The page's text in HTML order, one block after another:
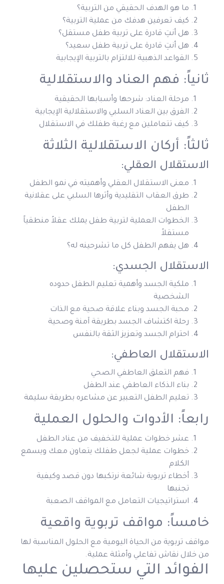
ما هو الهدف الحقيقي من التربية؟
كيف تعرفين هدفك من عملية التربية؟
هل أنتِ قادرة على تربية طفل مستقل؟
هل أنتِ قادرة على تربية طفل سعيد؟
القواعد الذهبية للالتزام بالتربية الإيجابية
ثانياً: فهم العناد والاستقلالية
مرحلة العناد: شرحها وأسبابها الحقيقية
الفرق بين العناد السلبي والاستقلالية الإيجابية
كيف تتعاملين مع رغبة طفلك في الاستقلال
ثالثاً: أركان الاستقلالية الثلاثة
الاستقلال العقلي:
معنى الاستقلال العقلي وأهميته في نمو الطفل
طرق العقاب التقليدية وأثرها السلبي على عقلانية
الطفل
الخطوات العملية لتربية طفل يملك عقلاً منطقياً
مستقلاً
هل يفهم الطفل كل ما تشرحينه له؟
الاستقلال الجسدي:
ملكية الجسد وأهمية تعليم الطفل حدوده
الشخصية
محبة الجسد وبناء علاقة صحية مع الذات
رحلة اكتشاف الجسد بطريقة آمنة وصحية
احترام الجسد وتعزيز الثقة بالنفس
الاستقلال العاطفي:
فهم التعلق العاطفي الصحي
بناء الذكاء العاطفي عند الطفل
تعليم الطفل التعبير عن مشاعره بطريقة سليمة
رابعاً: الأدوات والحلول العملية
عشر خطوات عملية للتخفيف من عناد الطفل
خطوات عملية لجعل طفلك يتعاون معك ويسمع
الكلام
أخطاء تربوية شائعة نرتكبها دون قصد وكيفية
تجنبها
استراتيجيات التعامل مع المواقف الصعبة
خامساً: مواقف تربوية واقعية
مواقف تربوية من الحياة اليومية مع الحلول المناسبة لها
من خلال نقاش تفاعلي وأمثلة عملية.
الفوائد التي ستحصلين عليها